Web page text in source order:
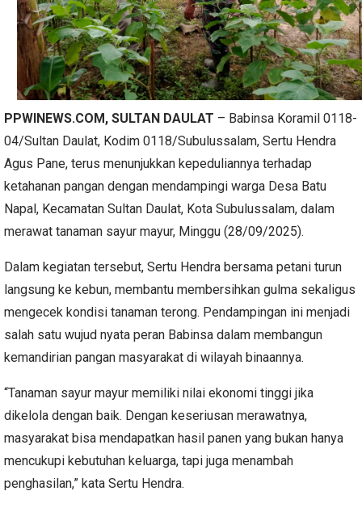
PPWINEWS.COM, SULTAN DAULAT – Babinsa Koramil 0118-
04/Sultan Daulat, Kodim 0118/Subulussalam, Sertu Hendra
Agus Pane, terus menunjukkan kepeduliannya terhadap
ketahanan pangan dengan mendampingi warga Desa Batu
Napal, Kecamatan Sultan Daulat, Kota Subulussalam, dalam
merawat tanaman sayur mayur, Minggu (28/09/2025).
Dalam kegiatan tersebut, Sertu Hendra bersama petani turun
langsung ke kebun, membantu membersihkan gulma sekaligus
mengecek kondisi tanaman terong. Pendampingan ini menjadi
salah satu wujud nyata peran Babinsa dalam membangun
kemandirian pangan masyarakat di wilayah binaannya.
“Tanaman sayur mayur memiliki nilai ekonomi tinggi jika
dikelola dengan baik. Dengan keseriusan merawatnya,
masyarakat bisa mendapatkan hasil panen yang bukan hanya
mencukupi kebutuhan keluarga, tapi juga menambah
penghasilan,” kata Sertu Hendra.